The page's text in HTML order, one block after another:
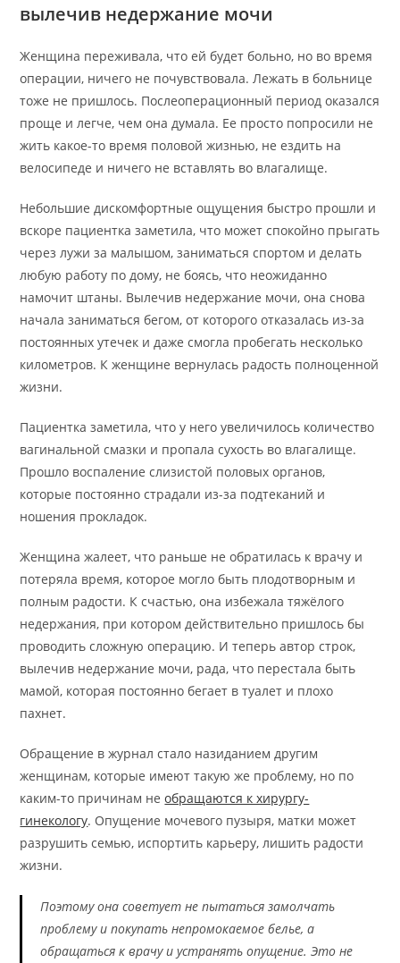
вылечив недержание мочи
Женщина переживала, что ей будет больно, но во время
операции, ничего не почувствовала. Лежать в больнице
тоже не пришлось. Послеоперационный период оказался
проще и легче, чем она думала. Ее просто попросили не
жить какое-то время половой жизнью, не ездить на
велосипеде и ничего не вставлять во влагалище.
Небольшие дискомфортные ощущения быстро прошли и
вскоре пациентка заметила, что может спокойно прыгать
через лужи за малышом, заниматься спортом и делать
любую работу по дому, не боясь, что неожиданно
намочит штаны. Вылечив недержание мочи, она снова
начала заниматься бегом, от которого отказалась из-за
постоянных утечек и даже смогла пробегать несколько
километров. К женщине вернулась радость полноценной
жизни.
Пациентка заметила, что у него увеличилось количество
вагинальной смазки и пропала сухость во влагалище.
Прошло воспаление слизистой половых органов,
которые постоянно страдали из-за подтеканий и
ношения прокладок.
Женщина жалеет, что раньше не обратилась к врачу и
потеряла время, которое могло быть плодотворным и
полным радости. К счастью, она избежала тяжёлого
недержания, при котором действительно пришлось бы
проводить сложную операцию. И теперь автор строк,
вылечив недержание мочи, рада, что перестала быть
мамой, которая постоянно бегает в туалет и плохо
пахнет.
Обращение в журнал стало назиданием другим
женщинам, которые имеют такую же проблему, но по
каким-то причинам необращаются к хирургу-
гинекологу. Опущение мочевого пузыря, матки может
разрушить семью, испортить карьеру, лишить радости
жизни.
Поэтому она советует не пытаться замолчать
проблему и покупать непромокаемое белье, а
обращаться к врачу и устранять опущение. Это не